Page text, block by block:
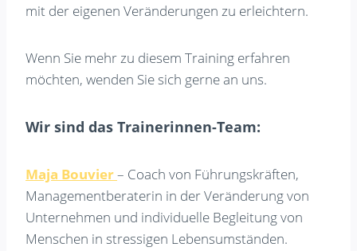
mit der eigenen Veränderungen zu erleichtern.
Wenn Sie mehr zu diesem Training erfahren
möchten, wenden Sie sich gerne an uns.
Wir sind das Trainerinnen-Team:
Maja Bouvier– Coach von Führungskräften,
Managementberaterin in der Veränderung von
Unternehmen und individuelle Begleitung von
Menschen in stressigen Lebensumständen.